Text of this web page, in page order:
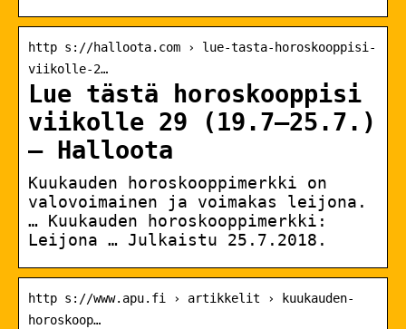
http s://halloota.com › lue-tasta-horoskooppisi-
viikolle-2…
Lue tästä horoskooppisi
viikolle 29 (19.7–25.7.)
– Halloota
Kuukauden horoskooppimerkki on
valovoimainen ja voimakas leijona.
… Kuukauden horoskooppimerkki:
Leijona … Julkaistu 25.7.2018.
http s://www.apu.fi › artikkelit › kuukauden-
horoskoop…